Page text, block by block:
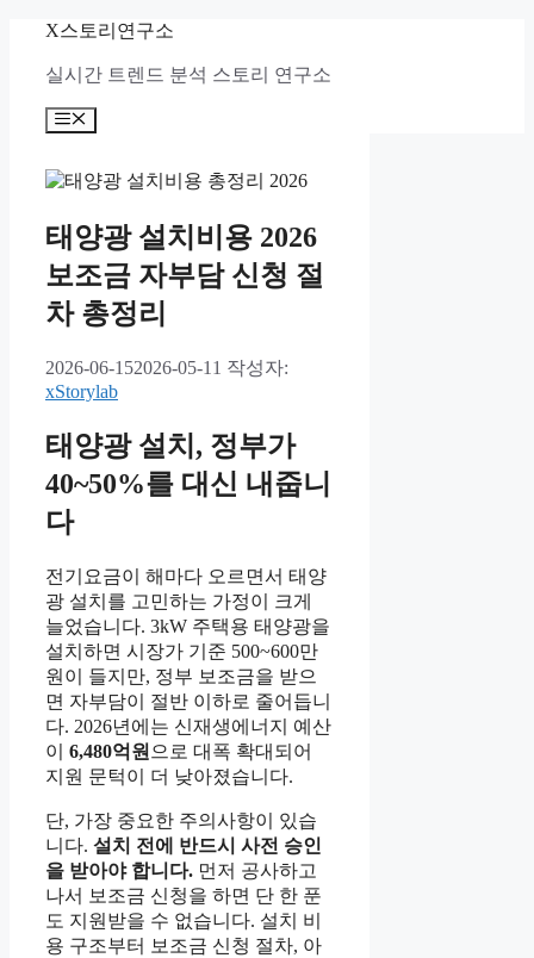
X스토리연구소
실시간 트렌드 분석 스토리 연구소
메
태양광 설치비용 2026
보조금 자부담 신청 절
차 총정리
2026-06-152026-05-11 작성자:
xStorylab
태양광 설치, 정부가
40~50%를 대신 내줍니
다
전기요금이 해마다 오르면서 태양
광 설치를 고민하는 가정이 크게
늘었습니다. 3kW 주택용 태양광을
설치하면 시장가 기준 500~600만
원이 들지만, 정부 보조금을 받으
면 자부담이 절반 이하로 줄어듭니
다. 2026년에는 신재생에너지 예산
이 6,480억원 으로 대폭 확대되어
지원 문턱이 더 낮아졌습니다.
단, 가장 중요한 주의사항이 있습
니다. 설치 전에 반드시 사전 승인
을 받아야 합니다. 먼저 공사하고
나서 보조금 신청을 하면 단 한 푼
도 지원받을 수 없습니다. 설치 비
용 구조부터 보조금 신청 절차, 아